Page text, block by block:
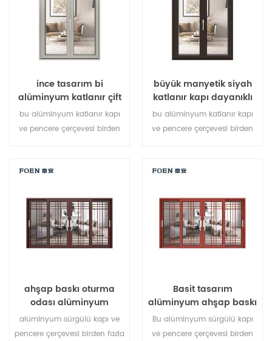
çeşitli kapı tipleri.
ince tasarım bi
alüminyum katlanır çift
camlı cam kapı
bu alüminyum katlanır kapı
ve pencere çerçevesi birden
hırsızlık önleme performansı
ihtiyaçları karşılamak için
çeşitli kapı tipleri.
büyük manyetik siyah
katlanır kapı dayanıklı
kullanım özelleştirmek
bu alüminyum katlanır kapı
ve pencere çerçevesi birden
hırsızlık önleme performansı
ihtiyaçları karşılamak için
çeşitli kapı tipleri.
ahşap baskı oturma
odası alüminyum
çerçeve sürgülü pencere
sistemi
alüminyum sürgülü kapı ve
pencere çerçevesi birden fazla
Basit tasarım
alüminyum ahşap baskı
yatak odası sürgülü
kapı
Bu alüminyum sürgülü kapı
ve pencere çerçevesi birden